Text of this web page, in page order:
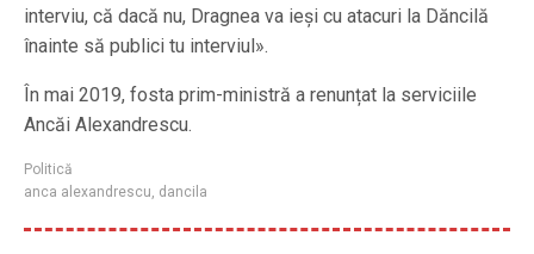
interviu, că dacă nu, Dragnea va ieşi cu atacuri la Dăncilă
înainte să publici tu interviul».
În mai 2019, fosta prim-ministră a renunțat la serviciile
Ancăi Alexandrescu.
Politică
anca alexandrescu, dancila